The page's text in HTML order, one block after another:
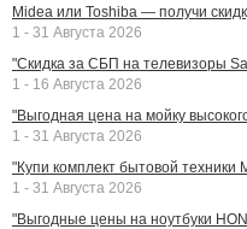
Midea или Toshiba — получи
1 - 31 Августа 2026
"Скидка за СБП на телевизоры
1 - 16 Августа 2026
"Выгодная цена на мойку
1 - 31 Августа 2026
"Купи комплект бытовой техники
1 - 31 Августа 2026
"Выгодные цены на ноутбуки